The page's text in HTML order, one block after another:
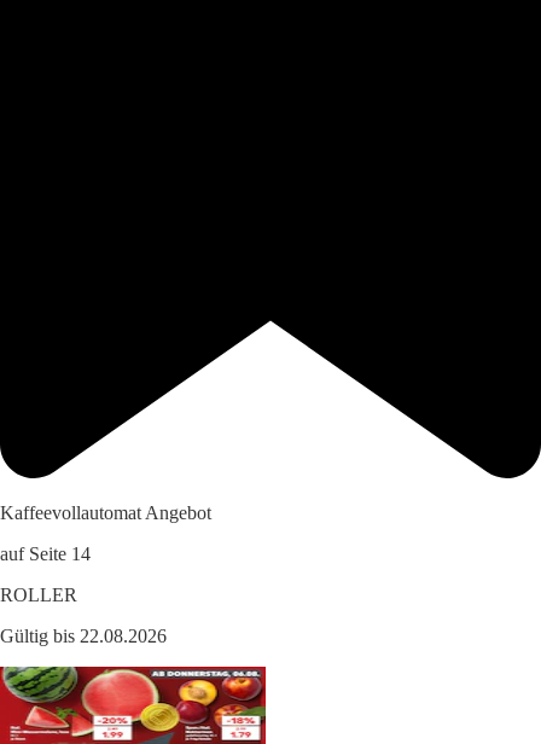
Kaffeevollautomat Angebot
auf Seite 14
ROLLER
Gültig bis 22.08.2026